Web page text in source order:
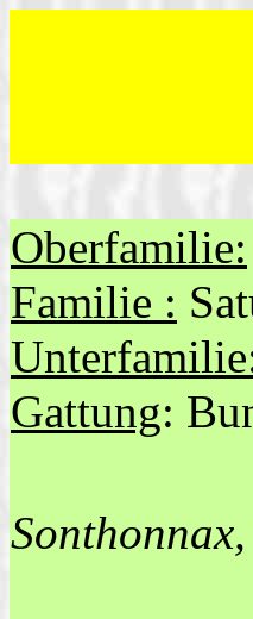
Oberfamilie:
Familie :
Gattung: